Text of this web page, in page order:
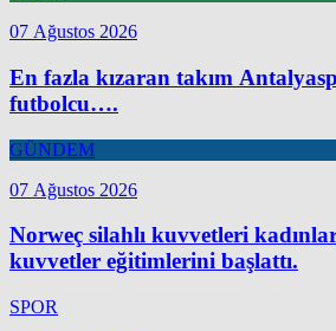
07 Ağustos 2026
En fazla kızaran takım
futbolcu….
GÜNDEM
07 Ağustos 2026
Norweç silahlı kuvvetleri
kuvvetler eğitimlerini başlattı.
SPOR